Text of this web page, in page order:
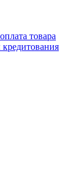
товара